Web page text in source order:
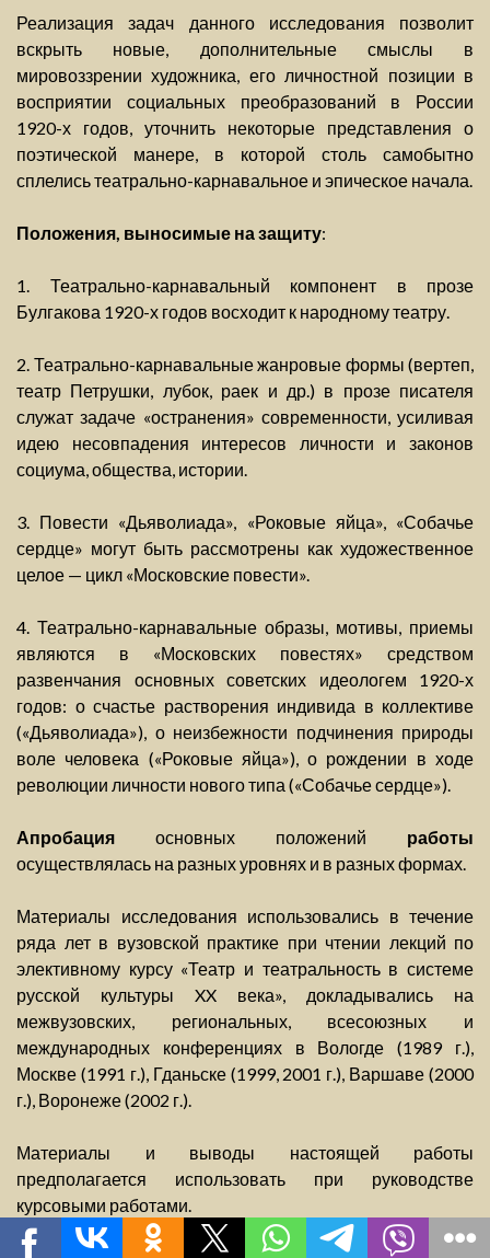
Реализация задач данного исследования позволит
вскрыть новые, дополнительные смыслы в
мировоззрении художника, его личностной позиции в
восприятии социальных преобразований в России
1920-х годов, уточнить некоторые представления о
поэтической манере, в которой столь самобытно
сплелись театрально-карнавальное и эпическое начала.
Положения, выносимые на защиту:
1. Театрально-карнавальный компонент в прозе
Булгакова 1920-х годов восходит к народному театру.
2. Театрально-карнавальные жанровые формы (вертеп,
театр Петрушки, лубок, раек и др.) в прозе писателя
служат задаче «остранения» современности, усиливая
идею несовпадения интересов личности и законов
социума, общества, истории.
3. Повести «Дьяволиада», «Роковые яйца», «Собачье
сердце» могут быть рассмотрены как художественное
целое — цикл «Московские повести».
4. Театрально-карнавальные образы, мотивы, приемы
являются в «Московских повестях» средством
развенчания основных советских идеологем 1920-х
годов: о счастье растворения индивида в коллективе
(«Дьяволиада»), о неизбежности подчинения природы
воле человека («Роковые яйца»), о рождении в ходе
революции личности нового типа («Собачье сердце»).
Апробация основных положений работы
осуществлялась на разных уровнях и в разных формах.
Материалы исследования использовались в течение
ряда лет в вузовской практике при чтении лекций по
элективному курсу «Театр и театральность в системе
русской культуры XX века», докладывались на
межвузовских, региональных, всесоюзных и
международных конференциях в Вологде (1989 г.),
Москве (1991 г.), Гданьске (1999, 2001 г.), Варшаве (2000
г.), Воронеже (2002 г.).
Материалы и выводы настоящей работы
предполагается использовать при руководстве
курсовыми работами.